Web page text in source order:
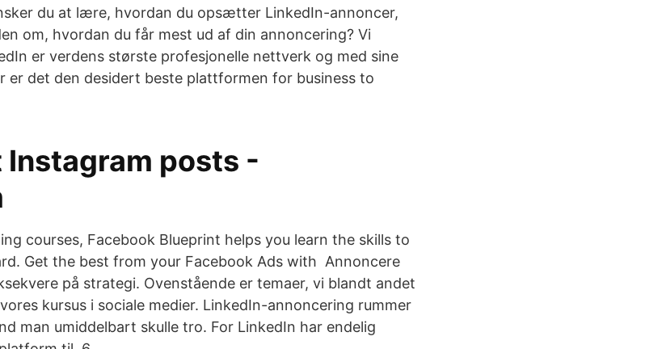
du at lære, hvordan du opsætter LinkedIn-annoncer,
om, hvordan du får mest ud af din annoncering? Vi
er verdens største profesjonelle nettverk og med sine
er det den desidert beste plattformen for business to
posts -
courses, Facebook Blueprint helps you learn the skills to
Get the best from your Facebook Ads with Annoncere
på strategi. Ovenstående er temaer, vi blandt andet
kursus i sociale medier. LinkedIn-annoncering rummer
man umiddelbart skulle tro. For LinkedIn har endelig